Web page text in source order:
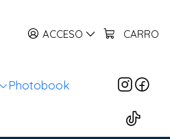
ACCESO CARRO
Photobook